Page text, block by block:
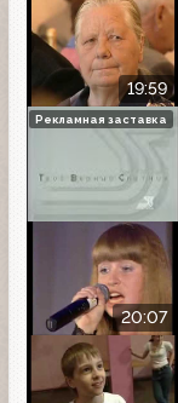
19:59
Рекламная заставка
20:07